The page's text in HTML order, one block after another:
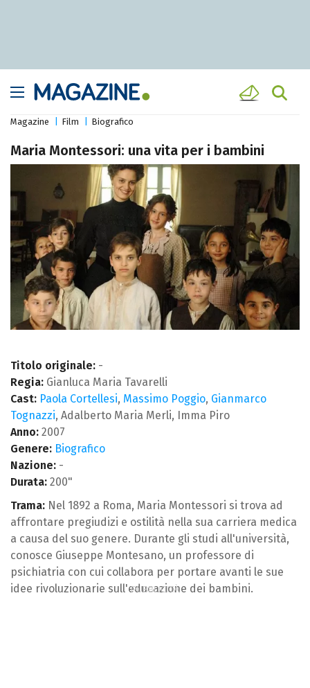
Magazine Film Biografico
Maria Montessori: una vita per i bambini
Titolo originale: -
Regia: Gianluca Maria Tavarelli
Cast: Paola Cortellesi, Massimo Poggio, Gianmarco
Tognazzi, Adalberto Maria Merli, Imma Piro
Anno: 2007
Genere: Biografico
Nazione: -
Durata: 200"
Trama: Nel 1892 a Roma, Maria Montessori si trova ad
affrontare pregiudizi e ostilità nella sua carriera medica
a causa del suo genere. Durante gli studi all'università,
conosce Giuseppe Montesano, un professore di
psichiatria con cui collabora per portare avanti le sue
idee rivoluzionarie sull'educazione dei bambini.